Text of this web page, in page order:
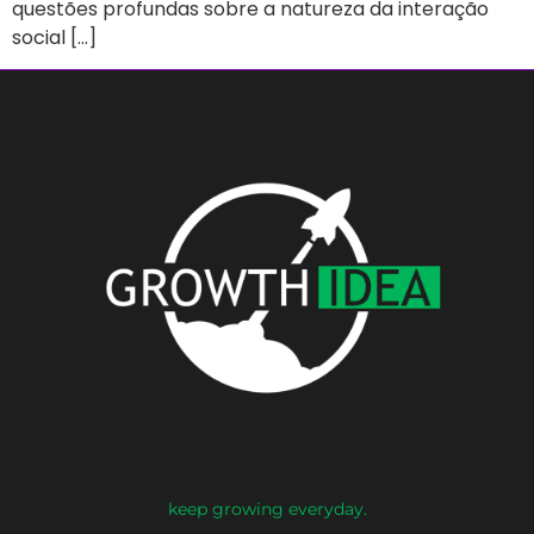
questões profundas sobre a natureza da interação
social […]
keep growing everyday.